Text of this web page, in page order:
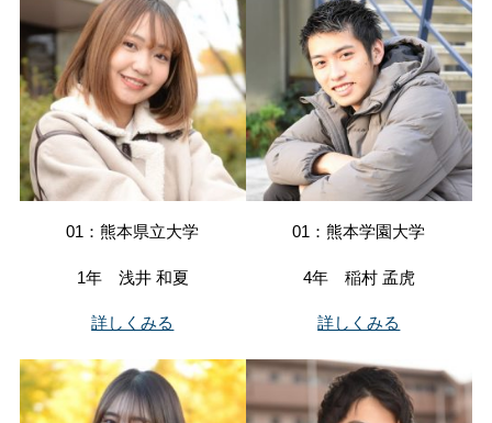
01：熊本県立大学
1年 浅井 和夏
詳しくみる
01：熊本学園大学
4年 稲村 孟虎
詳しくみる